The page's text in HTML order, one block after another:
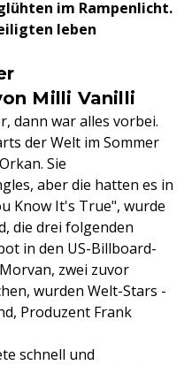
im Rampenlicht.
leben
Milli Vanilli
dann war alles vorbei.
der Welt im Sommer
Sie
aber die hatten es in
Know It's True", wurde
die drei folgenden
in den US-Billboard-
zwei zuvor
wurden Welt-Stars -
Produzent Frank
schnell und